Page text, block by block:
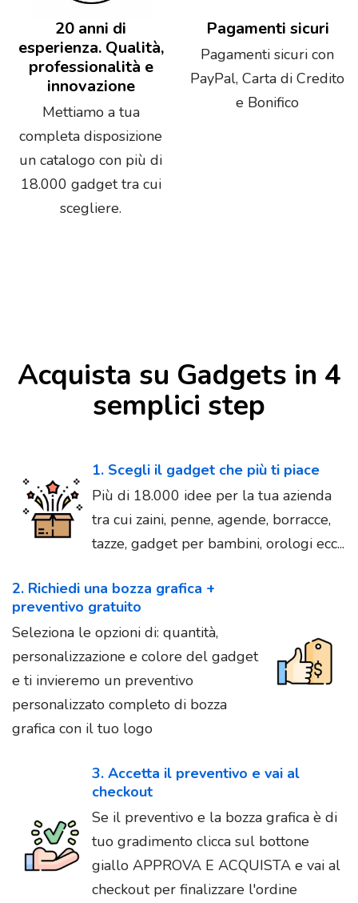
20 anni di
esperienza. Qualità,
professionalità e
innovazione
Mettiamo a tua
completa disposizione
un catalogo con più di
18.000 gadget tra cui
scegliere.
Pagamenti sicuri
Pagamenti sicuri con
PayPal, Carta di Credito
e Bonifico
Acquista su Gadgets in 4
semplici step
1. Scegli il gadget che più ti piace
Più di 18.000 idee per la tua azienda
tra cui zaini, penne, agende, borracce,
tazze, gadget per bambini, orologi ecc...
2. Richiedi una bozza grafica +
preventivo gratuito
Seleziona le opzioni di: quantità,
personalizzazione e colore del gadget
e ti invieremo un preventivo
personalizzato completo di bozza
grafica con il tuo logo
3. Accetta il preventivo e vai al
checkout
Se il preventivo e la bozza grafica è di
tuo gradimento clicca sul bottone
giallo APPROVA E ACQUISTA e vai al
checkout per finalizzare l'ordine